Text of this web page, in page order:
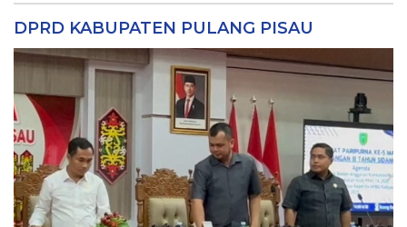
DPRD KABUPATEN PULANG PISAU